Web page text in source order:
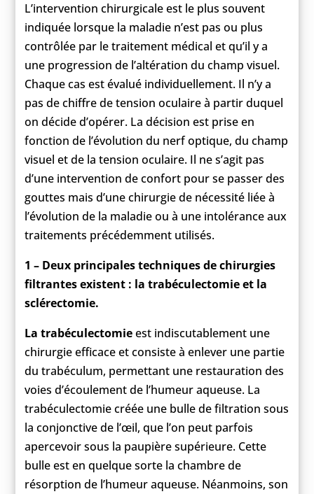
L’intervention chirurgicale est le plus souvent
indiquée lorsque la maladie n’est pas ou plus
contrôlée par le traitement médical et qu’il y a
une progression de l’altération du champ visuel.
Chaque cas est évalué individuellement. Il n’y a
pas de chiffre de tension oculaire à partir duquel
on décide d’opérer. La décision est prise en
fonction de l’évolution du nerf optique, du champ
visuel et de la tension oculaire. Il ne s’agit pas
d’une intervention de confort pour se passer des
gouttes mais d’une chirurgie de nécessité liée à
l’évolution de la maladie ou à une intolérance aux
traitements précédemment utilisés.
1 – Deux principales techniques de chirurgies
filtrantes existent : la trabéculectomie et la
sclérectomie.
La trabéculectomieest indiscutablement une
chirurgie efficace et consiste à enlever une partie
du trabéculum, permettant une restauration des
voies d’écoulement de l’humeur aqueuse. La
trabéculectomie créée une bulle de filtration sous
la conjonctive de l’œil, que l’on peut parfois
apercevoir sous la paupière supérieure. Cette
bulle est en quelque sorte la chambre de
résorption de l’humeur aqueuse. Néanmoins, son